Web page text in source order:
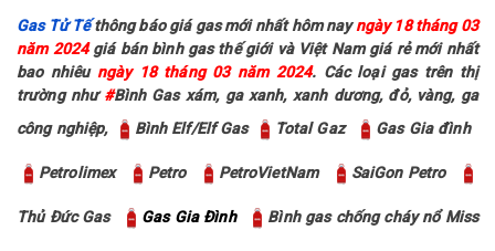
Gas Tử Tếthông báo giá gas mới nhất hôm nayngày 18 tháng 03
năm 2024giá bán bình gas thế giới và Việt Nam giá rẻ mới nhất
bao nhiêu ngày 18 tháng 03 năm 2024. Các loại gas trên thị
trường như#Bình Gas xám, ga xanh, xanh dương, đỏ, vàng, ga
công nghiệp,
Bình Elf/Elf Gas Total Gaz Gas Gia đình
Petrolimex Petro PetroVietNam SaiGon Petro
Thủ Đức Gas Gas Gia Đình Bình gas chống cháy nổ Miss